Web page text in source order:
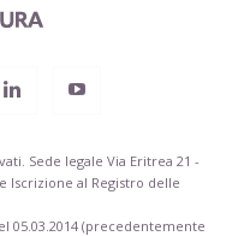
Sede legale Via Eritrea 21 -
Iscrizione al Registro delle
05.03.2014 (precedentemente